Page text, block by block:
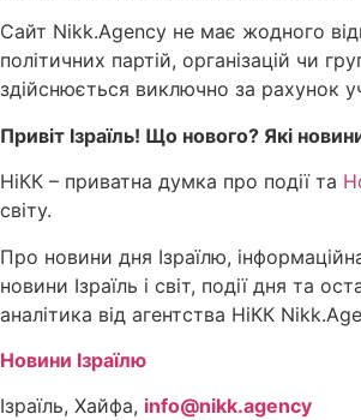
Сайт Nikk.Agency не має жодного
політичних партій, організацій чи
здійснюється виключно за рахунок
Привіт Ізраїль! Що нового? Які
НіКК – приватна думка про події та
світу.
Про новини дня Ізраїлю,
новини Ізраїль і світ, події дня та
аналітика від агентства НіКК
Новини Ізраїлю
Ізраїль, Хайфа, info@nikk.agency